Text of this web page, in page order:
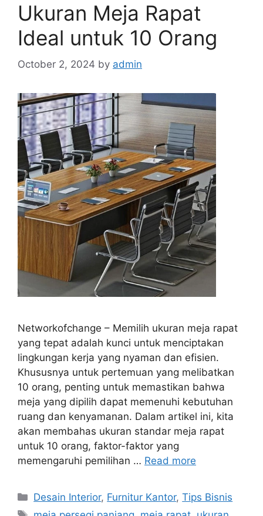
Ukuran Meja Rapat
Ideal untuk 10 Orang
October 2, 2024 by admin
Networkofchange – Memilih ukuran meja rapat
yang tepat adalah kunci untuk menciptakan
lingkungan kerja yang nyaman dan efisien.
Khususnya untuk pertemuan yang melibatkan
10 orang, penting untuk memastikan bahwa
meja yang dipilih dapat memenuhi kebutuhan
ruang dan kenyamanan. Dalam artikel ini, kita
akan membahas ukuran standar meja rapat
untuk 10 orang, faktor-faktor yang
memengaruhi pemilihan … Read more
Categories
Desain Interior, Furnitur Kantor,Tips Bisnis
Tags